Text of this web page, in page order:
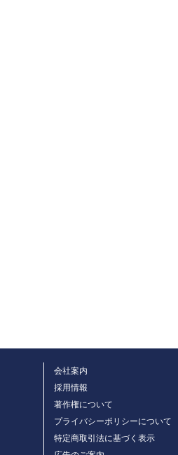
会社案内
採用情報
著作権について
プライバシーポリシーについて
特定商取引法に基づく表示